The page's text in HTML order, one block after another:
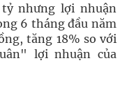
nhưng lợi nhuận
6 tháng đầu năm
tăng 18% so với
lợi nhuận của